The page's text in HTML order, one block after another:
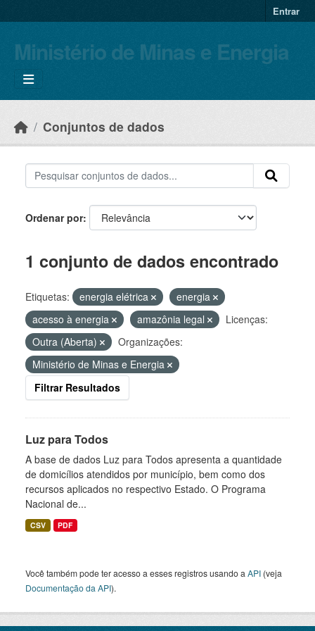
Entrar
Ministério de Minas e Energia
Conjuntos de dados
Ordenar por
1 conjunto de dados encontrado
Etiquetas: energia elétrica
energia
acesso à energia
amazônia legal
Licenças:
Outra (Aberta)
Organizações:
Ministério de Minas e Energia
Filtrar Resultados
Luz para Todos
A base de dados Luz para Todos apresenta a quantidade
de domicílios atendidos por município, bem como dos
recursos aplicados no respectivo Estado. O Programa
Nacional de...
CSV PDF
Você também pode ter acesso a esses registros usando a API (veja
Documentação da API).